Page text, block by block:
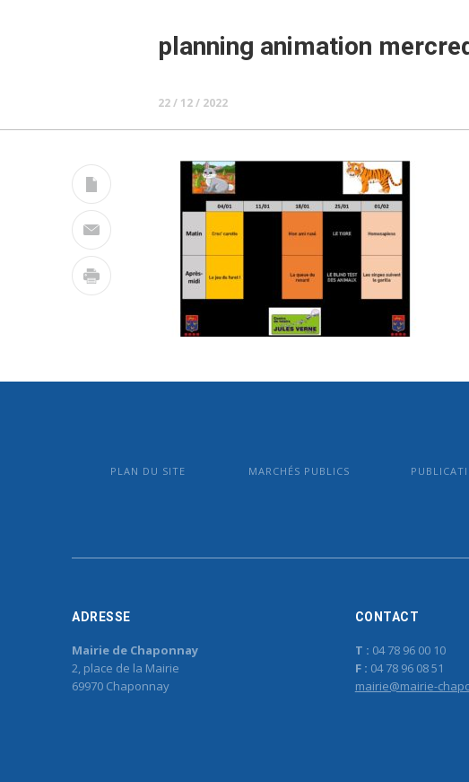
planning animation
22 / 12 / 2022
PLAN DU SITE MARCHÉS PUBLICS
ADRESSE
Mairie de Chaponnay
2, place de la Mairie
69970 Chaponnay
CONTACT
T : 04 78 96 00 10
F : 04 78 96 08 51
mairie@mairie-